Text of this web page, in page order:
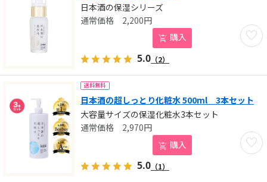
日本酒の保湿シリーズ
お気
2,200円
購入
5.0 （2）
送料無料
日本酒の超しっとり化粧水 500ml 3本セット
大容量サイズの保湿化粧水3本セット
お気
2,970円
購入
5.0 （1）